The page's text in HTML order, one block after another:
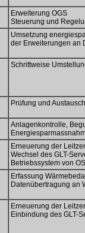
Erweiterung OGS
Steuerung und
Umsetzung
der Erweiterungen an
Schrittweise
Prüfung und
Anlagenkontrolle,
Erneuerung der
Wechsel des GLT-
Betriebssystem von
Erfassung
Datenübertragung an
Erneuerung der
Einbindung des GLT-